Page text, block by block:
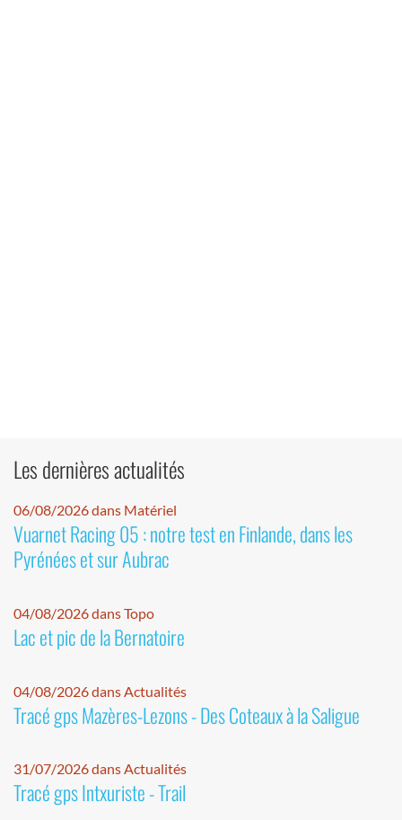
Les dernières actualités
06/08/2026 dans Matériel
Vuarnet Racing 05 : notre test en Finlande, dans les
Pyrénées et sur Aubrac
04/08/2026 dans Topo
Lac et pic de la Bernatoire
04/08/2026 dans Actualités
Tracé gps Mazères-Lezons - Des Coteaux à la Saligue
31/07/2026 dans Actualités
Tracé gps Intxuriste - Trail